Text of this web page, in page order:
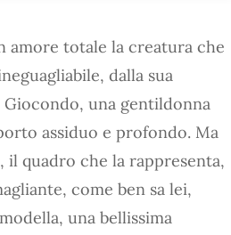
amore totale la creatura che
dalla sua
Giocondo, una gentildonna
assiduo e profondo. Ma
il quadro che la rappresenta,
come ben sa lei,
una bellissima